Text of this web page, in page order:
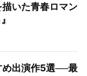
いた青春ロマン
め出演作5選──最